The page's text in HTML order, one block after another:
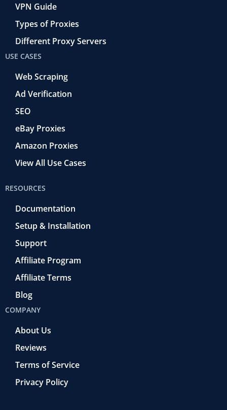
VPN Guide
Types of Proxies
Different Proxy Servers
USE CASES
Web Scraping
Ad Verification
SEO
eBay Proxies
Amazon Proxies
View All Use Cases
RESOURCES
Documentation
Setup & Installation
Support
Affiliate Program
Affiliate Terms
Blog
COMPANY
About Us
Reviews
Terms of Service
Privacy Policy